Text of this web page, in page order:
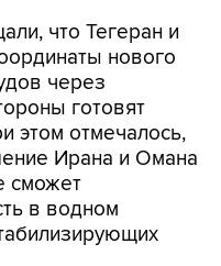
что Тегеран и
нового
через
готовят
этом отмечалось,
Ирана и Омана
сможет
в водном